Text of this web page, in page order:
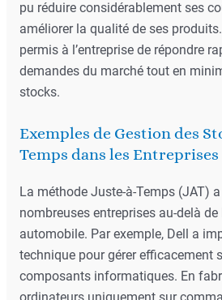
pu réduire considérablement ses
améliorer la qualité de ses
permis à l’entreprise de répondre
demandes du marché tout en
stocks.
Exemples de Gestion des
Temps dans les Entreprises
La méthode Juste-à-Temps (JAT)
nombreuses entreprises au-delà de
automobile. Par exemple, Dell a
technique pour gérer efficacement
composants informatiques. En